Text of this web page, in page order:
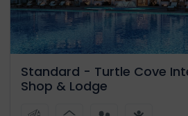
Standard - Turtle Cove
Shop & Lodge